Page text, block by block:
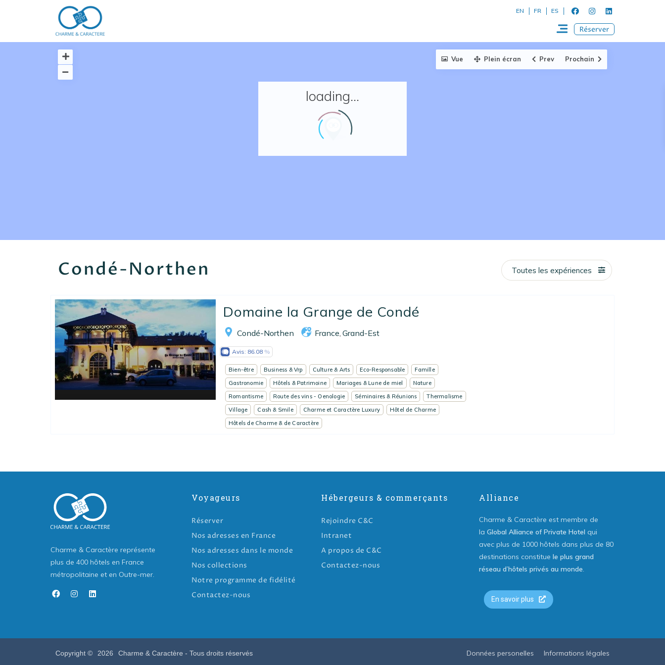
EN FR
EN FR ES
Réserver
loading...
Vue Plein écran Prev Prochain
Condé-Northen Toutes les expériences
Domaine la Grange de Condé
Condé-Northen France Grand-Est
Avis: 86.08
Bien-être Business & Vrp Culture & Arts Eco-Responsable
Famille
Gastronomie
Hôtels & Patrimoine Mariages & Lune de miel
Nature
Romantisme
Route des vins - Oenologie Séminaires & Réunions
Thermalisme
Village
Cash & Smile Charme et Caractère Luxury
Hôtel de Charme
Hôtels de Charme & de Caractère
Charme & Caractère représente
plus de 400 hôtels en France
métropolitaine et en Outre-mer.
Voyageurs
Réserver
Nos adresses en France
Nos adresses dans le monde
Nos collections
Notre programme de fidélité
Contactez-nous
Hébergeurs & commerçants
Rejoindre C&C
Intranet
A propos de C&C
Contactez-nous
Alliance
Charme & Caractère est membre de
laGlobal Alliance of Private Hotel qui
avec plus de 1000 hôtels dans plus de 80
destinations constituele plus grand
réseau d’hôtels privés au monde.
En savoir plus
Copyright © 2026 Charme & Caractère - Tous droits réservés Données personelles Informations légales